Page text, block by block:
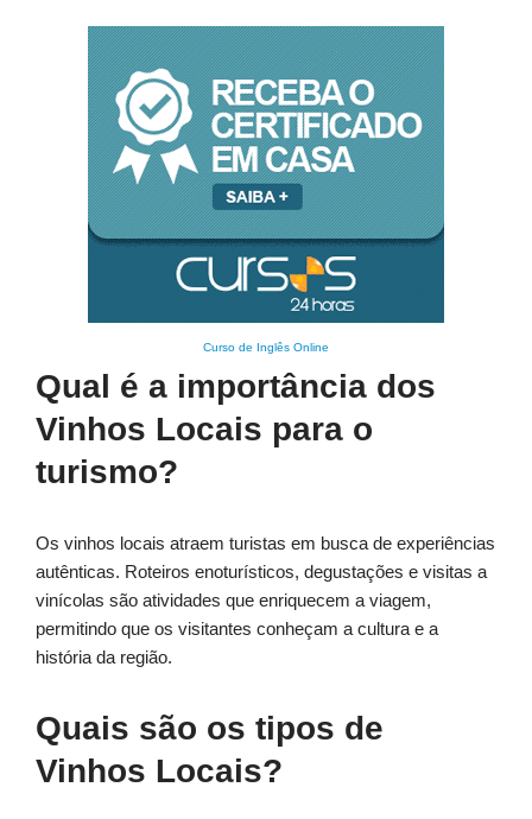
Curso de Inglês Online
Qual é a importância dos
Vinhos Locais para o
turismo?
Os vinhos locais atraem turistas em busca de experiências
autênticas. Roteiros enoturísticos, degustações e visitas a
vinícolas são atividades que enriquecem a viagem,
permitindo que os visitantes conheçam a cultura e a
história da região.
Quais são os tipos de
Vinhos Locais?